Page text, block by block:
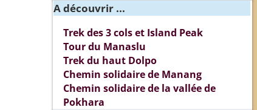
A découvrir ...
Trek des 3 cols et Island Peak
Tour du Manaslu
Trek du haut Dolpo
Chemin solidaire de Manang
Chemin solidaire de la vallée de
Pokhara